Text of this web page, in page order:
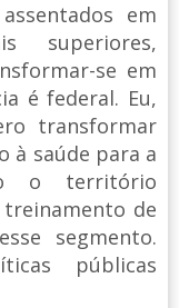
em
superiores,
se em
é federal. Eu,
transformar
à saúde para a
o território
de
segmento.
públicas